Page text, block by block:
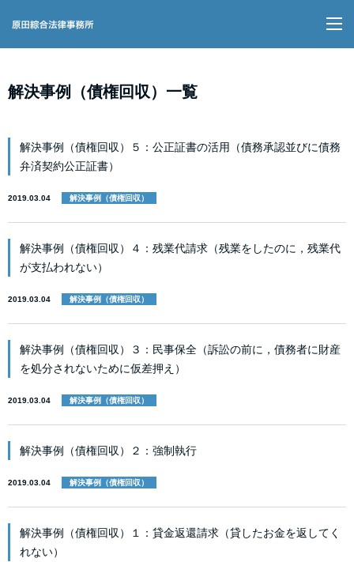
解決事例（債権回収）一覧
解決事例（債権回収）５：公正証書の活用（債務承認並びに債務
弁済契約公正証書）
2019.03.04 解決事例（債権回収）
解決事例（債権回収）４：残業代請求（残業をしたのに，残業代
が支払われない）
2019.03.04 解決事例（債権回収）
解決事例（債権回収）３：民事保全（訴訟の前に，債務者に財産
を処分されないために仮差押え）
2019.03.04 解決事例（債権回収）
解決事例（債権回収）２：強制執行
2019.03.04 解決事例（債権回収）
解決事例（債権回収）１：貸金返還請求（貸したお金を返してく
れない）